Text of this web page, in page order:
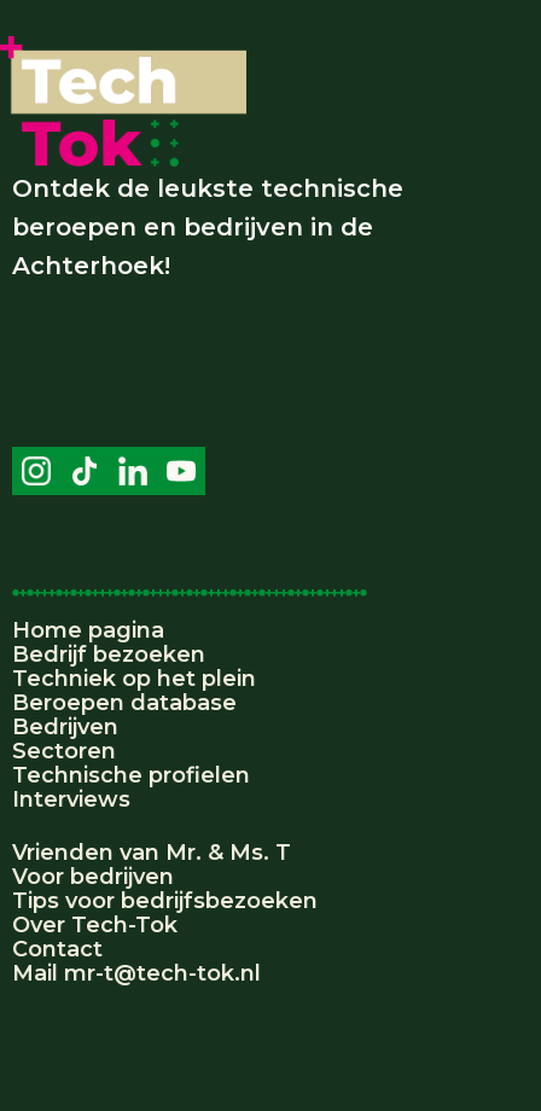
Ontdek de leukste technische
beroepen en bedrijven in de
Achterhoek!
Home pagina
Bedrijf bezoeken
Techniek op het plein
Beroepen database
Bedrijven
Sectoren
Technische profielen
Interviews
Vrienden van Mr. & Ms. T
Voor bedrijven
Tips voor bedrijfsbezoeken
Over Tech-Tok
Contact
Mail mr-t@tech-tok.nl